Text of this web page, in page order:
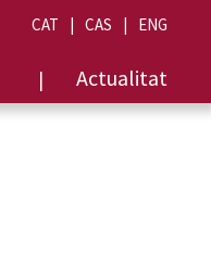
CAT CAS ENG
Actualitat